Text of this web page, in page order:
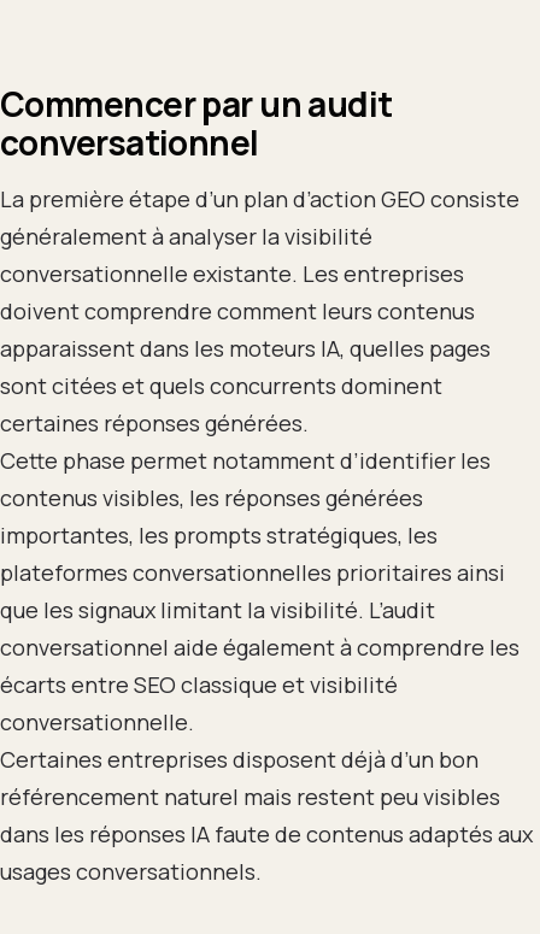
Commencer par un audit
conversationnel
La première étape d’un plan d’action GEO consiste
généralement à analyser la visibilité
conversationnelle existante. Les entreprises
doivent comprendre comment leurs contenus
apparaissent dans les moteurs IA, quelles pages
sont citées et quels concurrents dominent
certaines réponses générées.
Cette phase permet notamment d’identifier les
contenus visibles, les réponses générées
importantes, les prompts stratégiques, les
plateformes conversationnelles prioritaires ainsi
que les signaux limitant la visibilité. L’audit
conversationnel aide également à comprendre les
écarts entre SEO classique et visibilité
conversationnelle.
Certaines entreprises disposent déjà d’un bon
référencement naturel mais restent peu visibles
dans les réponses IA faute de contenus adaptés aux
usages conversationnels.